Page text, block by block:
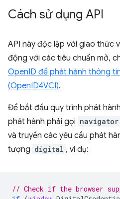
Cách sử dụng API
API này độc lập với giao thức
động với các tiêu chuẩn mở,
OpenID để phát hành thông
(OpenID4VCI).
Để bắt đầu quy trình phát
phát hành phải gọi
và truyền các yêu cầu phát
tượng digital , ví dụ:
// Check if the browser